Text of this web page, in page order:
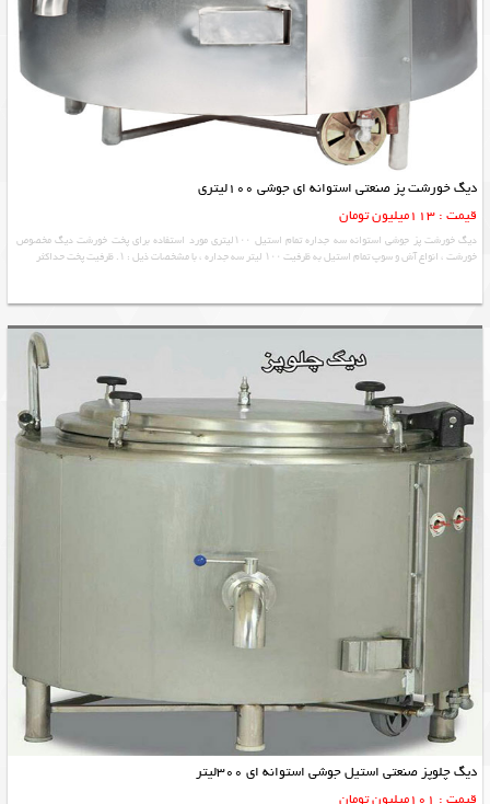
دیگ خورشت پز صنعتی استوانه ای جوشی 100لیتری
قیمت : 113میلیون تومان
دیگ خورشت پز جوشی استوانه سه جداره تمام استیل ۱۰۰لیتری مورد استفاده برای پخت خورشت دیگ مخصوص
خورشت ، انواع آش و سوپ تمام استیل به ظرفیت ۱۰۰ لیتر سه جداره ، با مشخصات ذیل : ۱. ظرفیت پخت حداکثر
دیگ چلوپز صنعتی استیل جوشی استوانه ای 300لیتر
قیمت : 101میلیون تومان